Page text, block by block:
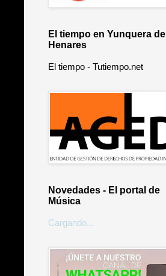
El tiempo en Yunquera de
Henares
El tiempo - Tutiempo.net
Novedades - El portal de
Música
Cargando...